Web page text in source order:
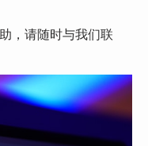
，请随时与我们联